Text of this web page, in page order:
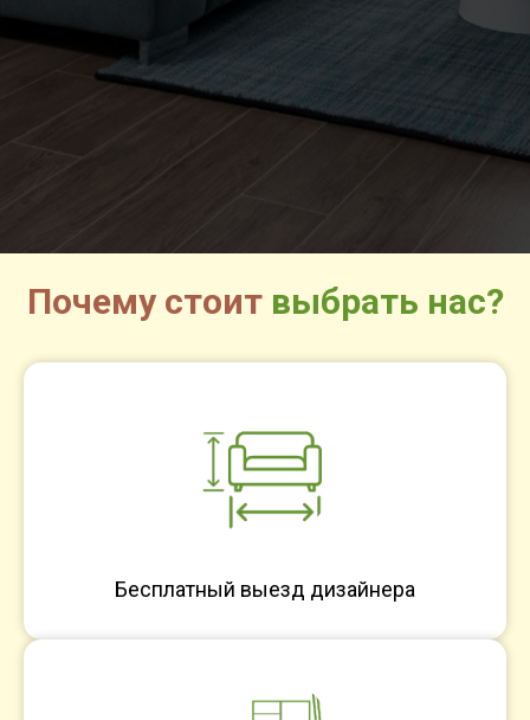
Почему стоит выбрать нас?
Бесплатный выезд дизайнера